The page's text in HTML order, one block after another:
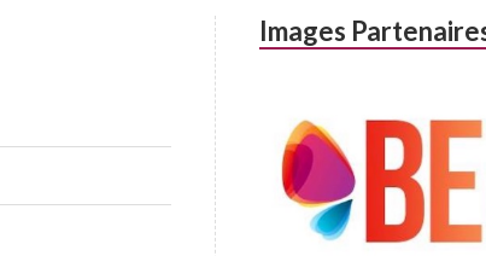
Images